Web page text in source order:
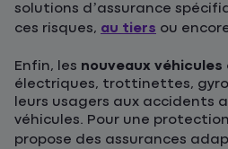
solutions d’assurance
ces risques, au tiers ou
Enfin, les nouveaux
électriques, trottinettes,
leurs usagers aux accidents
véhicules. Pour une
propose des assurances